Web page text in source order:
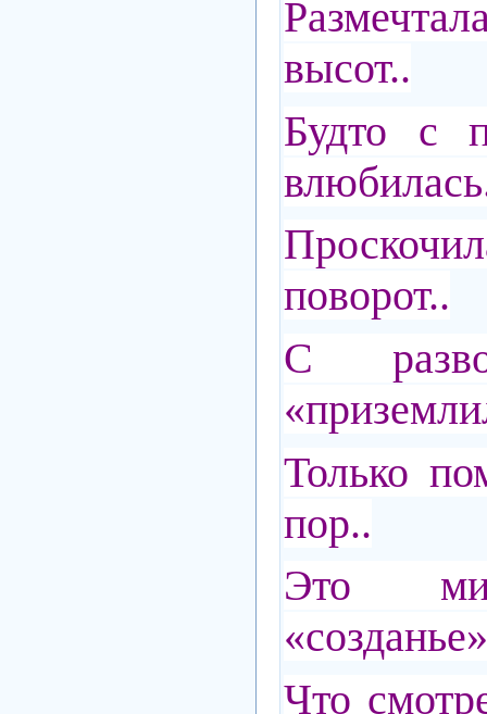
высот..
Будто с
поворот..
С
Только
пор..
Это
Что